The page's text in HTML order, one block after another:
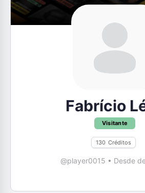
Fabrício
Visitante
130 Créditos
@player0015 • Desde